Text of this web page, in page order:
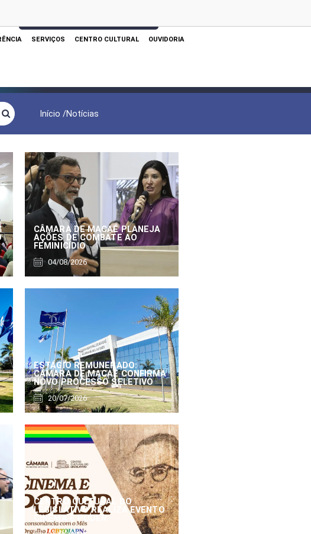
10h
SERVIÇOS CENTRO CULTURAL OUVIDORIA
Início /Notícias
CÂMARA DE MACAÉ PLANEJA
AÇÕES DE COMBATE AO
FEMINICÍDIO
04/08/2026
ESTÁGIO REMUNERADO:
CÂMARA DE MACAÉ CONFIRMA
NOVO PROCESSO SELETIVO
20/07/2026
CENTRO CULTURAL DO
LEGISLATIVO REALIZA EVENTO
CINEMA E PODER